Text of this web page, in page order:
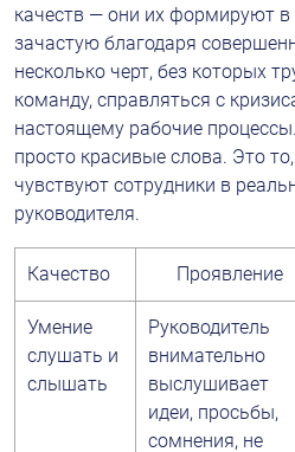
качеств — они их формируют в
зачастую благодаря
несколько черт, без которых
команду, справляться с
настоящему рабочие
просто красивые слова. Это
чувствуют сотрудники в
руководителя.
Качество Проявление
Умение
слушать и
слышать
Руководитель
внимательно
выслушивает
идеи, просьбы,
сомнения, не